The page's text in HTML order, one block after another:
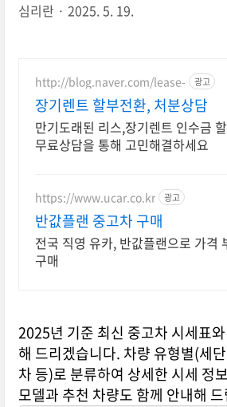
심리란 2025. 5. 19.
http://blog.naver.com/lease- 광고
장기렌트 할부전환, 처분상담
만기도래된 리스,장기렌트 인수금
무료상담을 통해 고민해결하세요
https://www.ucar.co.kr 광고
반값플랜 중고차 구매
전국 직영 유카, 반값플랜으로 가격
구매
2025년 기준 최신 중고차 시세표
해 드리겠습니다. 차량 유형별(세
차 등)로 분류하여 상세한 시세 정
모델과 추천 차량도 함께 안내해